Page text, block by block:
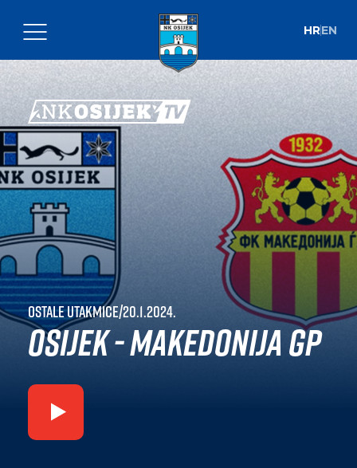
HREN
Ostale utakmice|20.1.2024.
Osijek - Makedonija GP